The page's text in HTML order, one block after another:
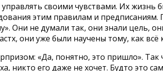
своими чувствами. Их жизнь
этим правилам и предписаниям.
Они не думали так, они знали цель,
они уже были научены тому, как всё
«Да, понятно, это пришло».
никто его даже не хочет. Будто это